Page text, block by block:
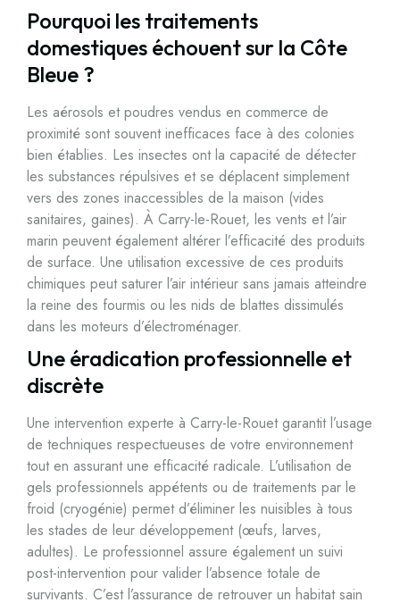
Pourquoi les traitements
domestiques échouent sur la Côte
Bleue ?
Les aérosols et poudres vendus en commerce de
proximité sont souvent inefficaces face à des colonies
bien établies. Les insectes ont la capacité de détecter
les substances répulsives et se déplacent simplement
vers des zones inaccessibles de la maison (vides
sanitaires, gaines). À Carry-le-Rouet, les vents et l’air
marin peuvent également altérer l’efficacité des produits
de surface. Une utilisation excessive de ces produits
chimiques peut saturer l’air intérieur sans jamais atteindre
la reine des fourmis ou les nids de blattes dissimulés
dans les moteurs d’électroménager.
Une éradication professionnelle et
discrète
Une intervention experte à Carry-le-Rouet garantit l’usage
de techniques respectueuses de votre environnement
tout en assurant une efficacité radicale. L’utilisation de
gels professionnels appétents ou de traitements par le
froid (cryogénie) permet d’éliminer les nuisibles à tous
les stades de leur développement (œufs, larves,
adultes). Le professionnel assure également un suivi
post-intervention pour valider l’absence totale de
survivants. C’est l’assurance de retrouver un habitat sain